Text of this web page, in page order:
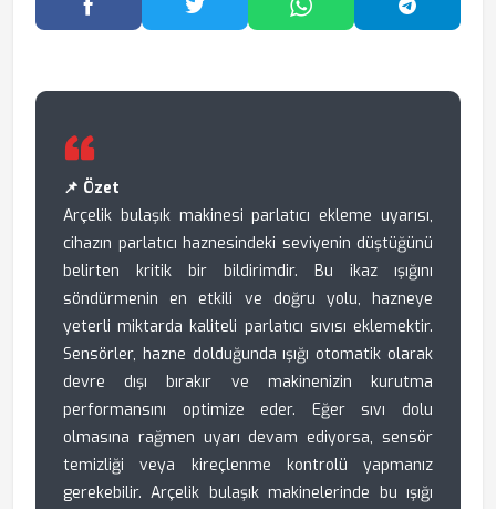
Facebook'ta PaylaşTwitter'da PaylaşWhatsApp'ta Paylaş
📌 Özet
Arçelik bulaşık makinesi parlatıcı ekleme uyarısı,
cihazın parlatıcı haznesindeki seviyenin düştüğünü
belirten kritik bir bildirimdir. Bu ikaz ışığını
söndürmenin en etkili ve doğru yolu, hazneye
yeterli miktarda kaliteli parlatıcı sıvısı eklemektir.
Sensörler, hazne dolduğunda ışığı otomatik olarak
devre dışı bırakır ve makinenizin kurutma
performansını optimize eder. Eğer sıvı dolu
olmasına rağmen uyarı devam ediyorsa, sensör
temizliği veya kireçlenme kontrolü yapmanız
gerekebilir. Arçelik bulaşık makinelerinde bu ışığı